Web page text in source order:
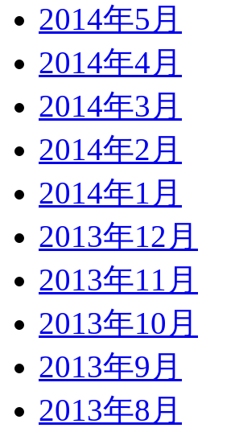
2014年5月
2014年4月
2014年3月
2014年2月
2014年1月
2013年12月
2013年11月
2013年10月
2013年9月
2013年8月